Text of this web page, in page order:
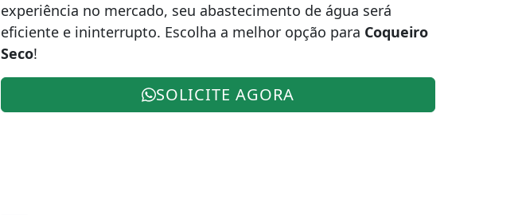
experiência no mercado, seu abastecimento de água será
eficiente e ininterrupto. Escolha a melhor opção para Coqueiro
Seco!
SOLICITE AGORA